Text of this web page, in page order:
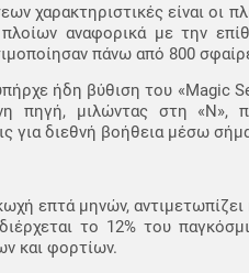
χαρακτηριστικές είναι
αναφορικά με την
πάνω από 800
ήδη βύθιση του «Magic
πηγή, μιλώντας στη «Ν»,
για διεθνή βοήθεια μέσω
επτά μηνών,
το 12% του
και φορτίων.